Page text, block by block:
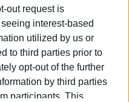
out request is
interest-based
utilized by us or
to third parties prior to
opt-out of the further
by third parties
participants. This
σύμβασης, η Δήμαρχος
ικανοποίησή της,
Τεχνικών Υπηρεσιών Ν.
παράγοντες της
των διαδικασιών
μετέπειτα